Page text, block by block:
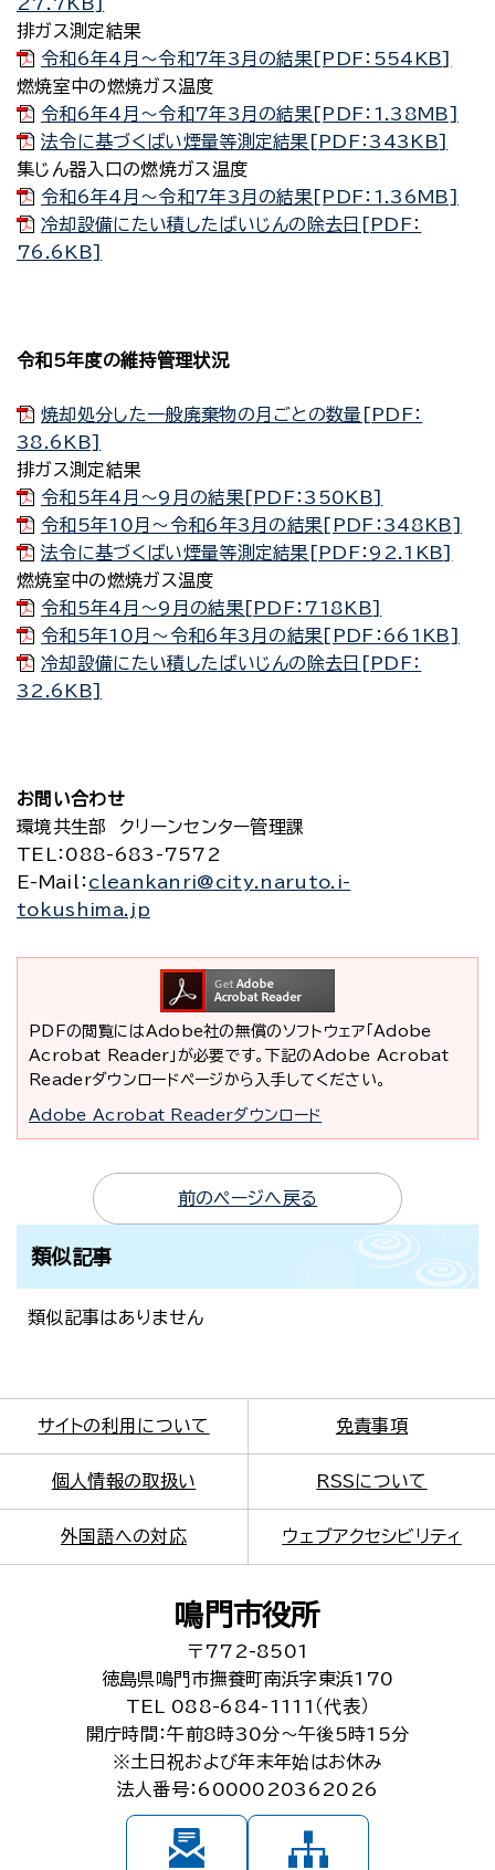
排ガス測定結果
令和6年4月～令和7年3月の結果[PDF：554KB]
燃焼室中の燃焼ガス温度
令和6年4月～令和7年3月の結果[PDF：1.38MB]
法令に基づくばい煙量等測定結果[PDF：343KB]
集じん器入口の燃焼ガス温度
令和6年4月～令和7年3月の結果[PDF：1.36MB]
冷却設備にたい積したばいじんの除去日[PDF：
76.6KB]
令和5年度の維持管理状況
焼却処分した一般廃棄物の月ごとの数量[PDF：
38.6KB]
排ガス測定結果
令和5年4月～9月の結果[PDF：350KB]
令和5年10月～令和6年3月の結果[PDF：348KB]
法令に基づくばい煙量等測定結果[PDF：92.1KB]
燃焼室中の燃焼ガス温度
令和5年4月～9月の結果[PDF：718KB]
令和5年10月～令和6年3月の結果[PDF：661KB]
冷却設備にたい積したばいじんの除去日[PDF：
32.6KB]
お問い合わせ
環境共生部 クリーンセンター管理課
TEL
：088-683-7572
E-Mail
： cleankanri@city.naruto.i-
tokushima.jp
PDFの閲覧にはAdobe社の無償のソフトウェア「Adobe
Acrobat Reader」が必要です。下記のAdobe Acrobat
Readerダウンロードページから入手してください。
Adobe Acrobat Readerダウンロード
前のページへ戻る
類似記事
類似記事はありません
サイトの利用について 免責事項
個人情報の取扱い RSSについて
外国語への対応 ウェブアクセシビリティ
鳴門市役所
〒772-8501
徳島県鳴門市撫養町南浜字東浜170
TEL 088-684-1111（代表）
開庁時間：午前8時30分～午後5時15分
※土日祝および年末年始はお休み
法人番号：6000020362026